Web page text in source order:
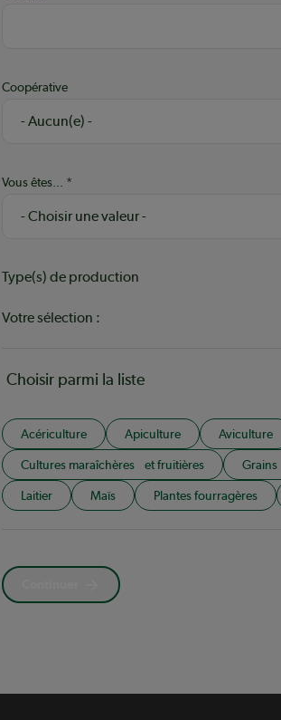
Coopérative
Vous êtes...
Type(s) de production
Votre sélection :
Choisir parmi la liste
Acériculture Apiculture Aviculture
Cultures maraîchères et fruitières Grains
Laitier Maïs Plantes fourragères